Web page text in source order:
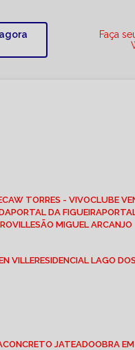
Faça
CAW TORRES - VIVO CLUBE
PORTAL DA FIGUEIRA
SÃO MIGUEL ARCANJO
VILLE RESIDENCIAL LAGO
CONCRETO JATEADO
OBRA